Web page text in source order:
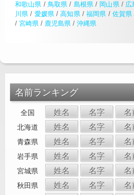
和歌山県 / 鳥取県 / 島根県/ 岡山県/ 広
川県 / 愛媛県/高知県/ 福岡県 / 佐賀県
/ 宮崎県 / 鹿児島県 / 沖縄県
名前ランキング
全国 姓名 名字 名
北海道 姓名 名字 名
青森県 姓名 名字 名
岩手県 姓名 名字 名
宮城県 姓名 名字 名
秋田県 姓名 名字 名